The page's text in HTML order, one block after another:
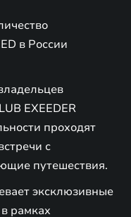
в России
EXEEDER
проходят
с
путешествия.
эксклюзивные
рамках